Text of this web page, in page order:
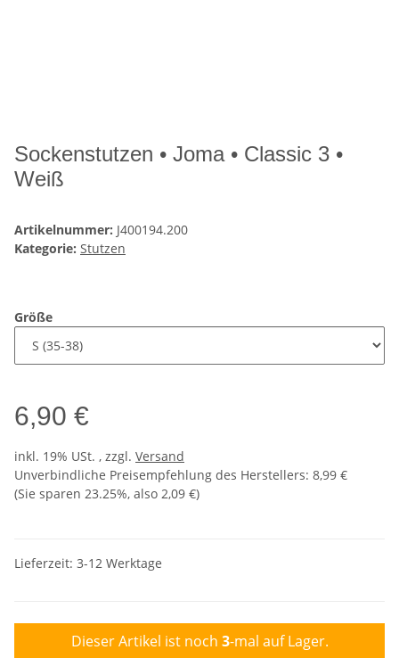
Sockenstutzen • Joma • Classic 3 •
Weiß
Artikelnummer: J400194.200
Kategorie: Stutzen
Größe
6,90 €
inkl. 19% USt. , zzgl. Versand
Unverbindliche Preisempfehlung des Herstellers: 8,99 €
(Sie sparen 23.25%, also 2,09 €)
Lieferzeit: 3-12 Werktage
Dieser Artikel ist noch 3-mal auf Lager.